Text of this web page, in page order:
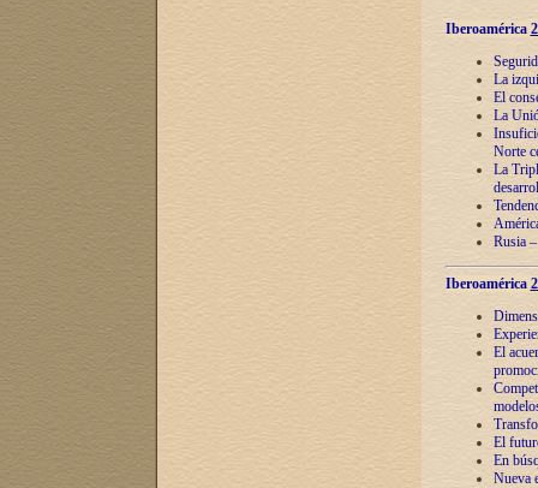
Iberoamérica
La
El
La
Norte
La
Rusia
Iberoamérica
El
El
En
Nueva